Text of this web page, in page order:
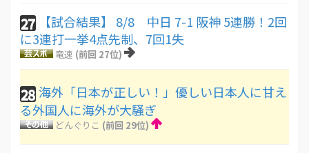
27
【試合結果】 8/8 中日 7-1 阪神 5連勝！2回
に3連打一挙4点先制、7回1失
竜速 (前回 27位)
28 海外「日本が正しい！」優しい日本人に甘え
る外国人に海外が大騒ぎ
どんぐりこ (前回 29位)